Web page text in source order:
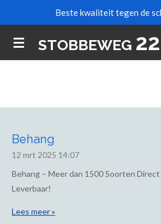
naar
de
STOBBEWEG 22
Beste kwaliteit tegen de
Behang
12 mrt 2025 14:07
Behang – Meer dan 1500 Soorten Direct
Leverbaar!
Lees meer »